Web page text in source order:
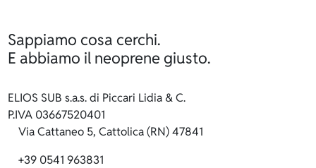
Sappiamo cosa cerchi.
E abbiamo il neoprene giusto.
ELIOS SUB s.a.s. di Piccari Lidia & C.
P.IVA 03667520401
Via Cattaneo 5, Cattolica (RN) 47841
+39 0541 963831